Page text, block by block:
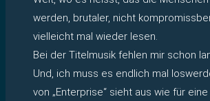
werden, brutaler, nicht
vielleicht mal wieder lesen.
Bei der Titelmusik fehlen mir schon
Und, ich muss es endlich mal
von „Enterprise“ sieht aus wie für